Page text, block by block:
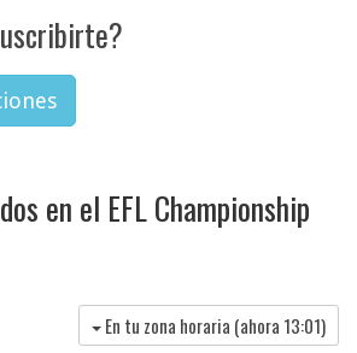
en el EFL Championship
En tu zona horaria (ahora 13:01)